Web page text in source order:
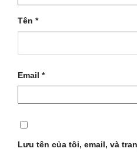
Tên *
Email *
Lưu tên của tôi, email, và